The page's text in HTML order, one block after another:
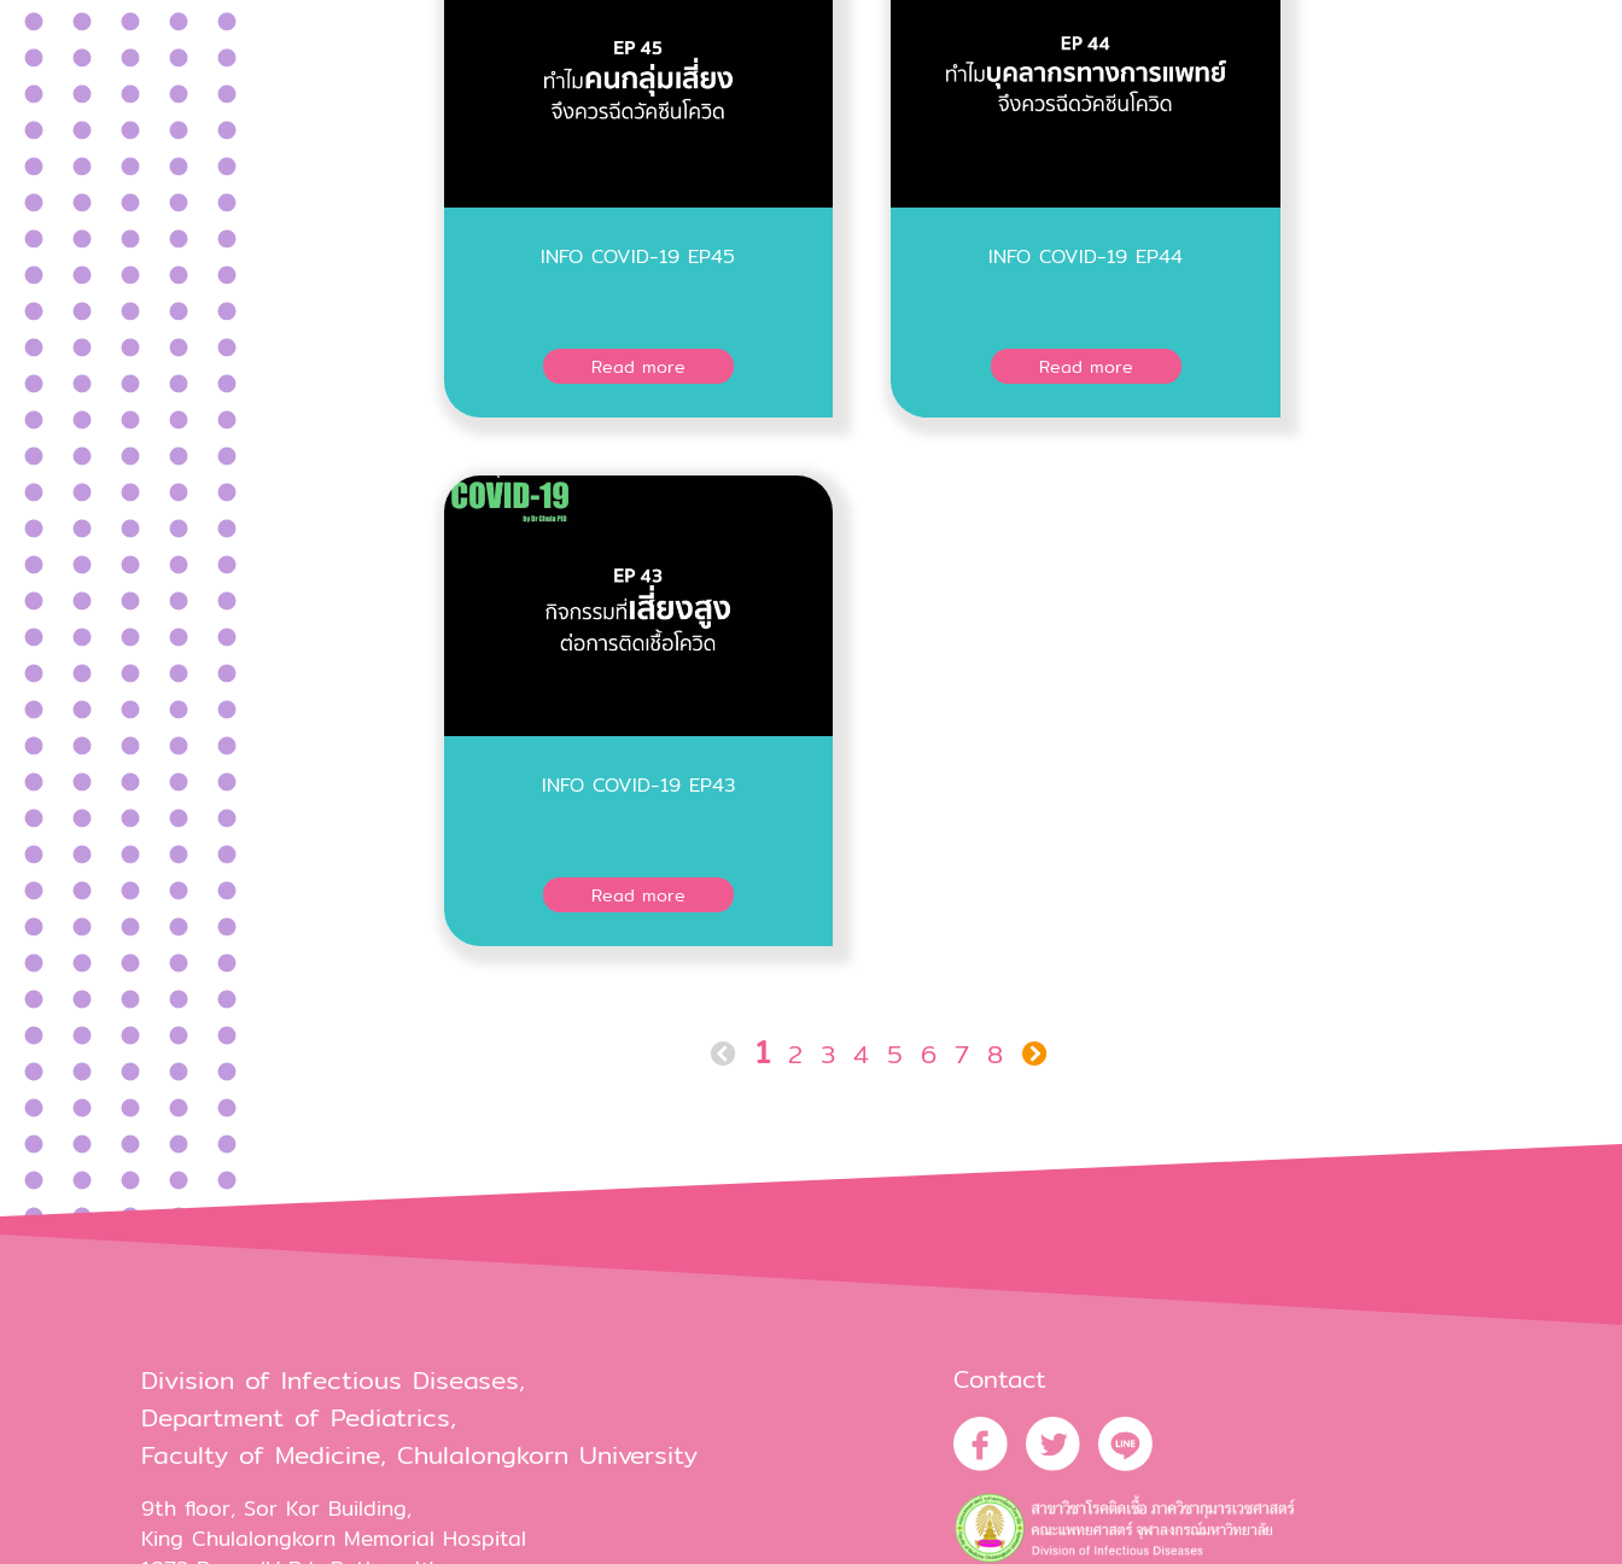
INFO COVID-19 EP45
Read more
INFO COVID-19 EP44
Read more
INFO COVID-19 EP43
Read more
1 2 3 4 5 6 7 8
Division of Infectious Diseases,
Department of Pediatrics,
Faculty of Medicine, Chulalongkorn University
9th floor, Sor Kor Building,
King Chulalongkorn Memorial Hospital
Contact